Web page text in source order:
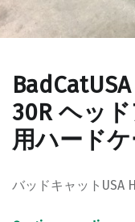
30R ヘッ
用ハード
バッドキャットUSA